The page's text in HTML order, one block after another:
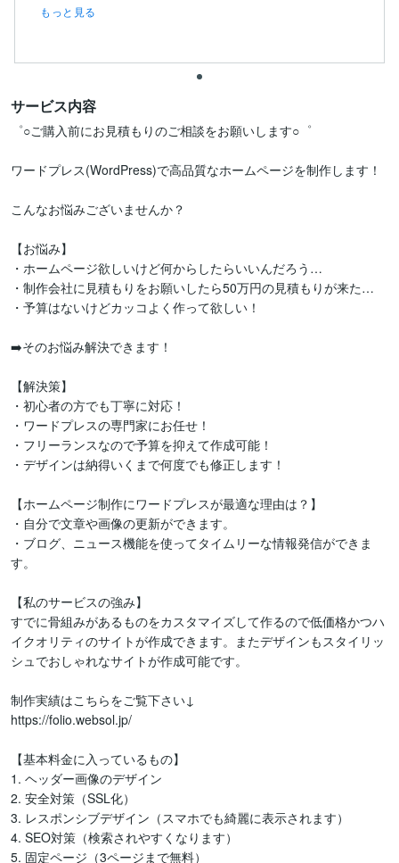
もっと見る
サービス内容
゜○ご購入前にお見積もりのご相談をお願いします○゜
ワードプレス(WordPress)で高品質なホームページを制作します！
こんなお悩みございませんか？
【お悩み】
・ホームページ欲しいけど何からしたらいいんだろう…
・制作会社に見積もりをお願いしたら50万円の見積もりが来た…
・予算はないけどカッコよく作って欲しい！
➡️そのお悩み解決できます！
【解決策】
・初心者の方でも丁寧に対応！
・ワードプレスの専門家にお任せ！
・フリーランスなので予算を抑えて作成可能！
・デザインは納得いくまで何度でも修正します！
【ホームページ制作にワードプレスが最適な理由は？】
・自分で文章や画像の更新ができます。
・ブログ、ニュース機能を使ってタイムリーな情報発信ができま
す。
【私のサービスの強み】
すでに骨組みがあるものをカスタマイズして作るので低価格かつハ
イクオリティのサイトが作成できます。またデザインもスタイリッ
シュでおしゃれなサイトが作成可能です。
制作実績はこちらをご覧下さい↓
https://folio.websol.jp/
【基本料金に入っているもの】
1. ヘッダー画像のデザイン
2. 安全対策（SSL化）
3. レスポンシブデザイン（スマホでも綺麗に表示されます）
4. SEO対策（検索されやすくなります）
5. 固定ページ（3ページまで無料）